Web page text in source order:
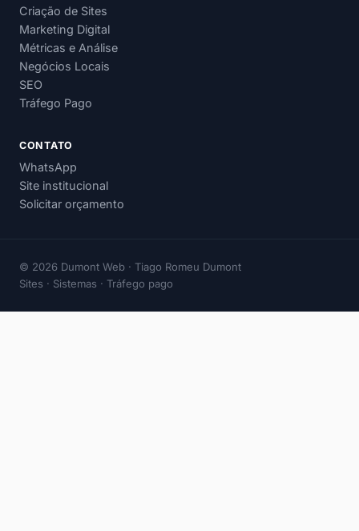
Criação de Sites
Marketing Digital
Métricas e Análise
Negócios Locais
SEO
Tráfego Pago
CONTATO
WhatsApp
Site institucional
Solicitar orçamento
© 2026 Dumont Web · Tiago Romeu Dumont
Sites · Sistemas · Tráfego pago